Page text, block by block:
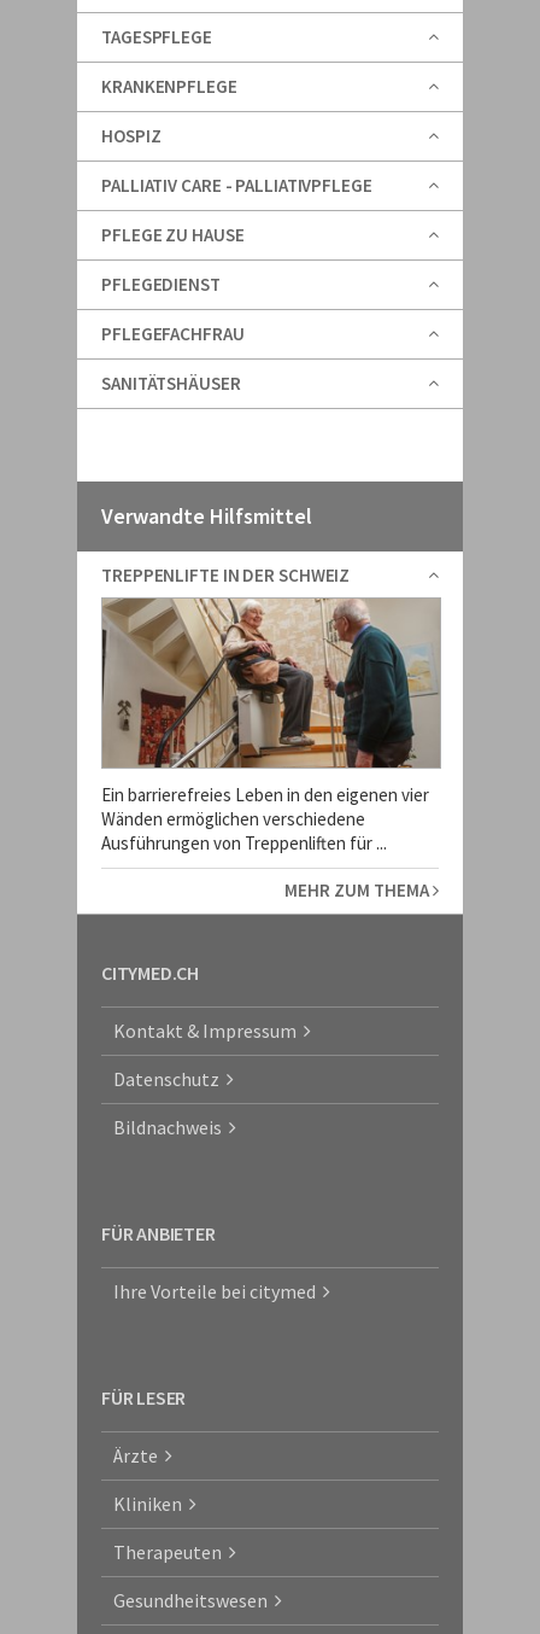
TAGESPFLEGE
KRANKENPFLEGE
HOSPIZ
PALLIATIV CARE - PALLIATIVPFLEGE
PFLEGE ZU HAUSE
PFLEGEDIENST
PFLEGEFACHFRAU
SANITÄTSHÄUSER
Verwandte Hilfsmittel
TREPPENLIFTE IN DER SCHWEIZ
Ein barrierefreies Leben in den eigenen vier
Wänden ermöglichen verschiedene
Ausführungen von Treppenliften für ...
MEHR ZUM THEMA
CITYMED.CH
Kontakt & Impressum
Datenschutz
Bildnachweis
FÜR ANBIETER
Ihre Vorteile bei citymed
FÜR LESER
Ärzte
Kliniken
Therapeuten
Gesundheitswesen